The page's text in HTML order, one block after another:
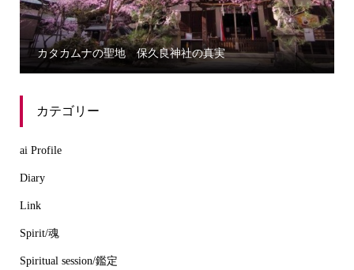
カタカムナの聖地 保久良神社の真実 誰に
カテゴリー
ai Profile
Diary
Link
Spirit/魂
Spiritual session/鑑定